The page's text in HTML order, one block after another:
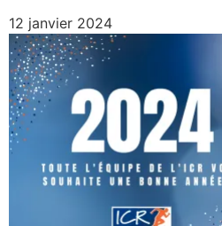
12 janvier 2024